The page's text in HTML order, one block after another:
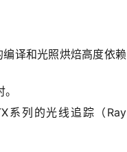
译和光照烘焙高度依赖
系列的光线追踪（Ray